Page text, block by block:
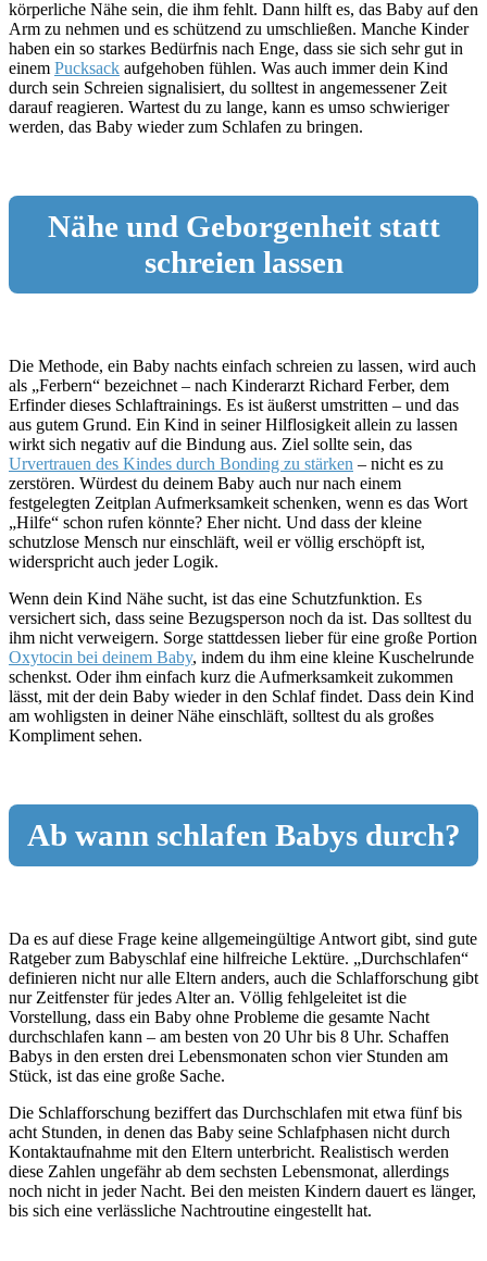
körperliche Nähe sein, die ihm fehlt. Dann hilft es, das Baby auf den
Arm zu nehmen und es schützend zu umschließen. Manche Kinder
haben ein so starkes Bedürfnis nach Enge, dass sie sich sehr gut in
einem Pucksack aufgehoben fühlen. Was auch immer dein Kind
durch sein Schreien signalisiert, du solltest in angemessener Zeit
darauf reagieren. Wartest du zu lange, kann es umso schwieriger
werden, das Baby wieder zum Schlafen zu bringen.
Nähe und Geborgenheit statt
schreien lassen
Die Methode, ein Baby nachts einfach schreien zu lassen, wird auch
als „Ferbern“ bezeichnet – nach Kinderarzt Richard Ferber, dem
Erfinder dieses Schlaftrainings. Es ist äußerst umstritten – und das
aus gutem Grund. Ein Kind in seiner Hilflosigkeit allein zu lassen
wirkt sich negativ auf die Bindung aus. Ziel sollte sein, das
Urvertrauen des Kindes durch Bonding zu stärken – nicht es zu
zerstören. Würdest du deinem Baby auch nur nach einem
festgelegten Zeitplan Aufmerksamkeit schenken, wenn es das Wort
„Hilfe“ schon rufen könnte? Eher nicht. Und dass der kleine
schutzlose Mensch nur einschläft, weil er völlig erschöpft ist,
widerspricht auch jeder Logik.
Wenn dein Kind Nähe sucht, ist das eine Schutzfunktion. Es
versichert sich, dass seine Bezugsperson noch da ist. Das solltest du
ihm nicht verweigern. Sorge stattdessen lieber für eine große Portion
Oxytocin bei deinem Baby, indem du ihm eine kleine Kuschelrunde
schenkst. Oder ihm einfach kurz die Aufmerksamkeit zukommen
lässt, mit der dein Baby wieder in den Schlaf findet. Dass dein Kind
am wohligsten in deiner Nähe einschläft, solltest du als großes
Kompliment sehen.
Ab wann schlafen Babys durch?
Da es auf diese Frage keine allgemeingültige Antwort gibt, sind gute
Ratgeber zum Babyschlaf eine hilfreiche Lektüre. „Durchschlafen“
definieren nicht nur alle Eltern anders, auch die Schlafforschung gibt
nur Zeitfenster für jedes Alter an. Völlig fehlgeleitet ist die
Vorstellung, dass ein Baby ohne Probleme die gesamte Nacht
durchschlafen kann – am besten von 20 Uhr bis 8 Uhr. Schaffen
Babys in den ersten drei Lebensmonaten schon vier Stunden am
Stück, ist das eine große Sache.
Die Schlafforschung beziffert das Durchschlafen mit etwa fünf bis
acht Stunden, in denen das Baby seine Schlafphasen nicht durch
Kontaktaufnahme mit den Eltern unterbricht. Realistisch werden
diese Zahlen ungefähr ab dem sechsten Lebensmonat, allerdings
noch nicht in jeder Nacht. Bei den meisten Kindern dauert es länger,
bis sich eine verlässliche Nachtroutine eingestellt hat.